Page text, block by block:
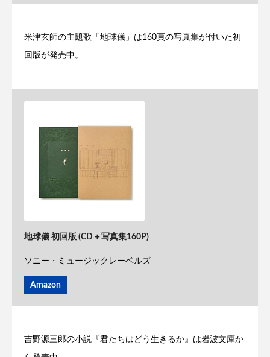
米津玄師の主題歌「地球儀」は160頁の写真集が付いた初
回版が発売中。
地球儀 初回版 (CD＋写真集160P)
ソニー・ミュージックレーベルズ
Amazon
吉野源三郎の小説『君たちはどう生きるか』は岩波文庫か